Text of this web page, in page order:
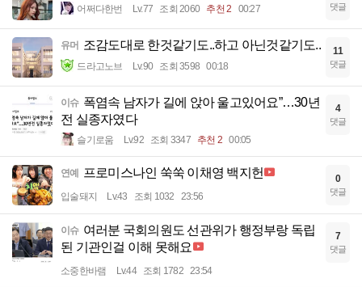
어쩌다한번 Lv.77 조회 2060 추천 2 00:27 댓글
유머 조감도대로 한것같기도..하고 아닌것같기도..
드라고노브 Lv.90 조회 3598 00:18
11
댓글
이슈 폭염속 남자가 길에 앉아 울고있어요”…30년
전 실종자였다
슬기로움 Lv.92 조회 3347 추천 2 00:05
4
댓글
연예 프로미스나인 쑥쑥 이채영 백지헌
입술돼지 Lv.43 조회 1032 23:56
0
댓글
이슈 여러분 국회의원도 선관위가 행정부랑 독립
된 기관인걸 이해 못해요
소중한바램 Lv.44 조회 1782 23:54
7
댓글